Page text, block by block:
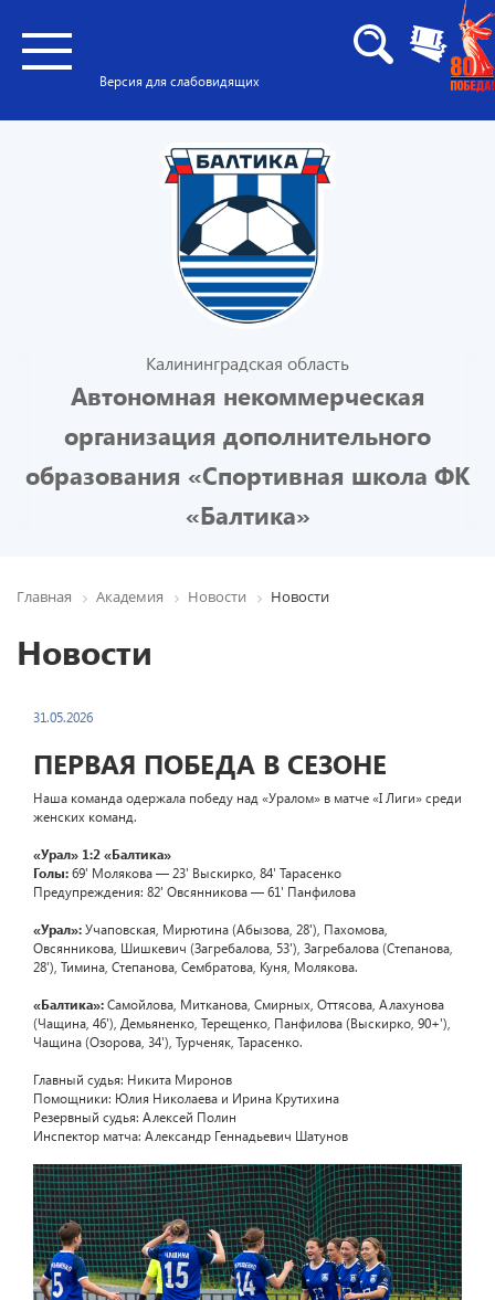
Версия для слабовидящих
Калининградская область
Автономная некоммерческая
организация дополнительного
образования «Спортивная школа ФК
«Балтика»
Главная Академия Новости Новости
Новости
31.05.2026
ПЕРВАЯ ПОБЕДА В СЕЗОНЕ
Наша команда одержала победу над «Уралом» в матче «I Лиги» среди
женских команд.
«Урал» 1:2 «Балтика»
Голы:69' Молякова — 23' Выскирко, 84' Тарасенко
Предупреждения: 82' Овсянникова — 61' Панфилова
«Урал»:Учаповская, Мирютина (Абызова, 28'), Пахомова,
Овсянникова, Шишкевич (Загребалова, 53'), Загребалова (Степанова,
28'), Тимина, Степанова, Сембратова, Куня, Молякова.
«Балтика»:Самойлова, Митканова, Смирных, Оттясова, Алахунова
(Чащина, 46'), Демьяненко, Терещенко, Панфилова (Выскирко, 90+'),
Чащина (Озорова, 34'), Турченяк, Тарасенко.
Главный судья: Никита Миронов
Помощники: Юлия Николаева и Ирина Крутихина
Резервный судья: Алексей Полин
Инспектор матча: Александр Геннадьевич Шатунов